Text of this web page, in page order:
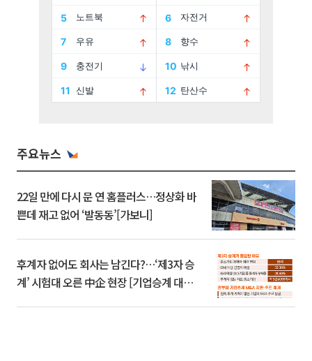
주요뉴스
22일 만에 다시 문 연 홈플러스…정상화 바
쁜데 재고 없어 ‘발동동’[가보니]
후계자 없어도 회사는 남긴다?…‘제3자 승
계’ 시험대 오른 中企 현장 [기업승계 대전